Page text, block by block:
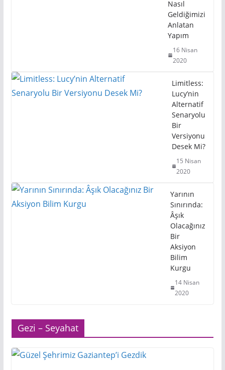
Nasıl
Geldiğimizi
Anlatan
Yapım
16 Nisan
2020
Limitless:
Lucy’nin
Alternatif
Senaryolu
Bir
Versiyonu
Desek Mi?
15 Nisan
2020
Yarının
Sınırında:
Âşık
Olacağınız
Bir
Aksiyon
Bilim
Kurgu
14 Nisan
2020
Gezi – Seyahat